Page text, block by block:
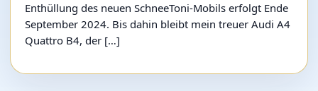
Enthüllung des neuen SchneeToni-Mobils erfolgt Ende
September 2024. Bis dahin bleibt mein treuer Audi A4
Quattro B4, der […]